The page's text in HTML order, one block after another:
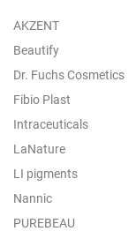
AKZENT
Beautify
Dr. Fuchs Cosmetics
Fibio Plast
Intraceuticals
LaNature
LI pigments
Nannic
PUREBEAU